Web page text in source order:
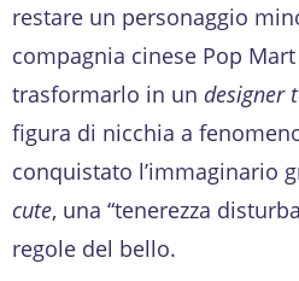
restare un personaggio
compagnia cinese Pop
trasformarlo in un designer
figura di nicchia a
conquistato l’immaginario
cute, una “tenerezza
regole del bello.